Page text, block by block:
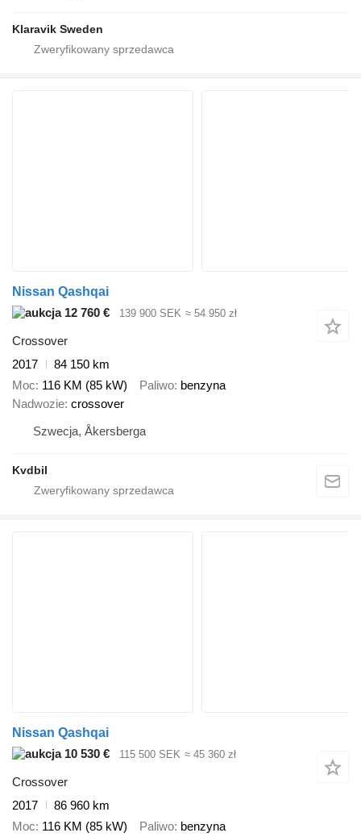
Klaravik Sweden
Nissan Qashqai
12 760 €
139 900 SEK ≈ 54 950 zł
Crossover
2017
84 150 km
Moc 116 KM (85 kW) Paliwo benzyna
Nadwozie crossover
Szwecja, Åkersberga
Kvdbil
Nissan Qashqai
10 530 €
115 500 SEK ≈ 45 360 zł
Crossover
2017
86 960 km
Moc 116 KM (85 kW) Paliwo benzyna